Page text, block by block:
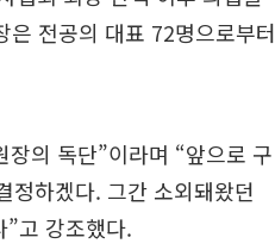
전공의 대표 72명으로부터
의 독단”이라며 “앞으로 구
정하겠다. 그간 소외돼왔던
고 강조했다.